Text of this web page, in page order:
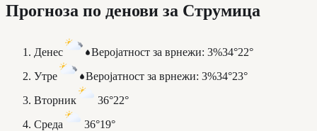
Прогноза по денови за Струмица
Денес Веројатност за врнежи: 3%34°22°
Утре
Веројатност за врнежи: 3%34°23°
Вторник
36°22°
Среда
36°19°